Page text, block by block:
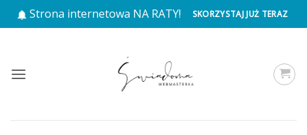
Przewiń
do
Strona internetowa NA RATY! SKORZYSTAJ JUŻ TERAZ